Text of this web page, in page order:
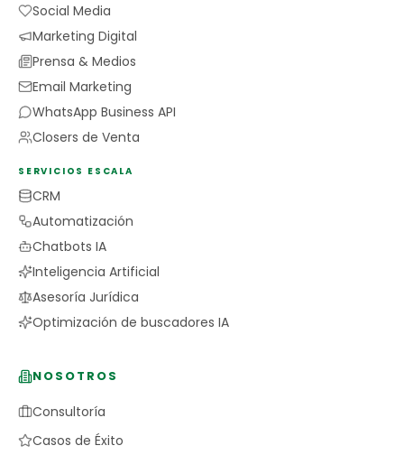
Social Media
Marketing Digital
Prensa & Medios
Email Marketing
WhatsApp Business API
Closers de Venta
SERVICIOS ESCALA
CRM
Automatización
Chatbots IA
Inteligencia Artificial
Asesoría Jurídica
Optimización de buscadores IA
NOSOTROS
Consultoría
Casos de Éxito